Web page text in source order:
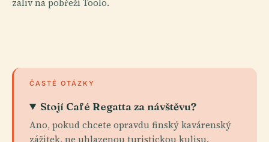
záliv na pobřeží Töölö.
ČASTÉ OTÁZKY
Stojí Café Regatta za návštěvu?
Ano, pokud chcete opravdu finský kavárenský
zážitek, ne uhlazenou turistickou kulisu.